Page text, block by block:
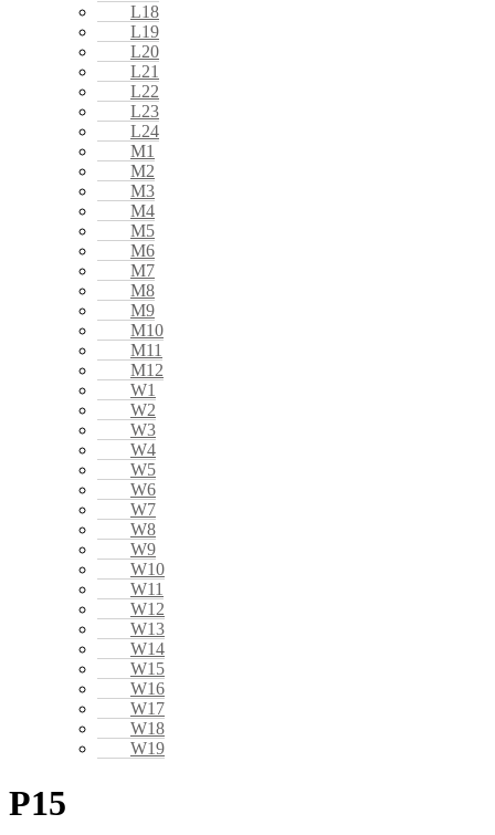
L18
L19
L20
L21
L22
L23
L24
M1
M2
M3
M4
M5
M6
M7
M8
M9
M10
M11
M12
W1
W2
W3
W4
W5
W6
W7
W8
W9
W10
W11
W12
W13
W14
W15
W16
W17
W18
W19
P15